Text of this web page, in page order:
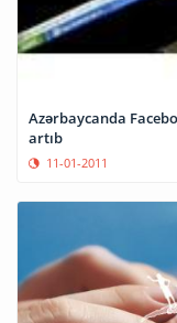
Azərbaycanda
artıb
11-01-2011